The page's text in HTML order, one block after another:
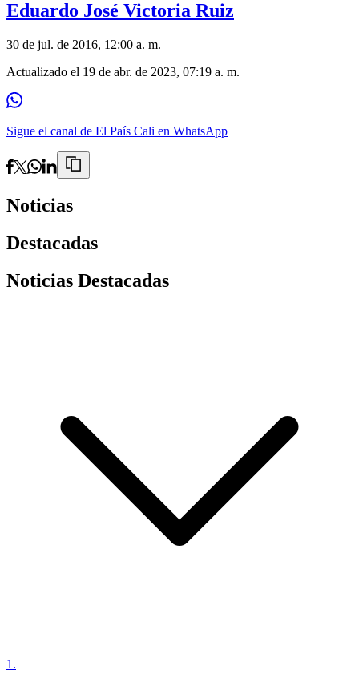
Eduardo José Victoria Ruiz
30 de jul. de 2016, 12:00 a. m.
Actualizado el 19 de abr. de 2023, 07:19 a. m.
Sigue el canal de El País Cali en WhatsApp
Noticias
Destacadas
Noticias Destacadas
1 .